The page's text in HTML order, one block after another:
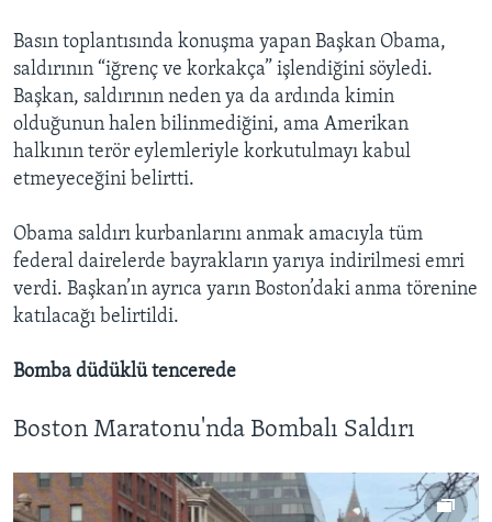
Basın toplantısında konuşma yapan Başkan Obama,
saldırının “iğrenç ve korkakça” işlendiğini söyledi.
Başkan, saldırının neden ya da ardında kimin
olduğunun halen bilinmediğini, ama Amerikan
halkının terör eylemleriyle korkutulmayı kabul
etmeyeceğini belirtti.
Obama saldırı kurbanlarını anmak amacıyla tüm
federal dairelerde bayrakların yarıya indirilmesi emri
verdi. Başkan’ın ayrıca yarın Boston’daki anma törenine
katılacağı belirtildi.
Bomba düdüklü tencerede
Boston Maratonu'nda Bombalı Saldırı